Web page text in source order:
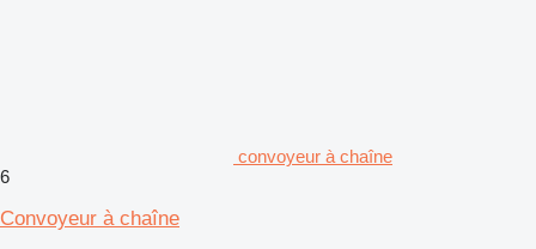
convoyeur à chaîne
6
Convoyeur à chaîne